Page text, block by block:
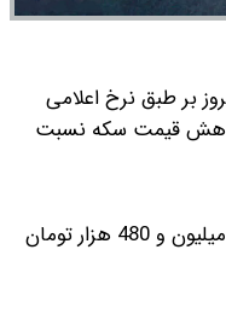
بر طبق نرخ اعلامی
کاهش قیمت‌‌‌‌ سکه نسبت
قیمت سکه امامی امروز در نرخ 197 میلیون و 480 هزار تومان